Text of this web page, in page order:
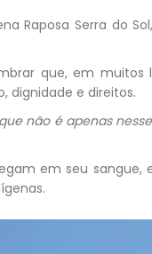
Raposa Serra do
que, em
dignidade e direitos.
não é apenas
em seu